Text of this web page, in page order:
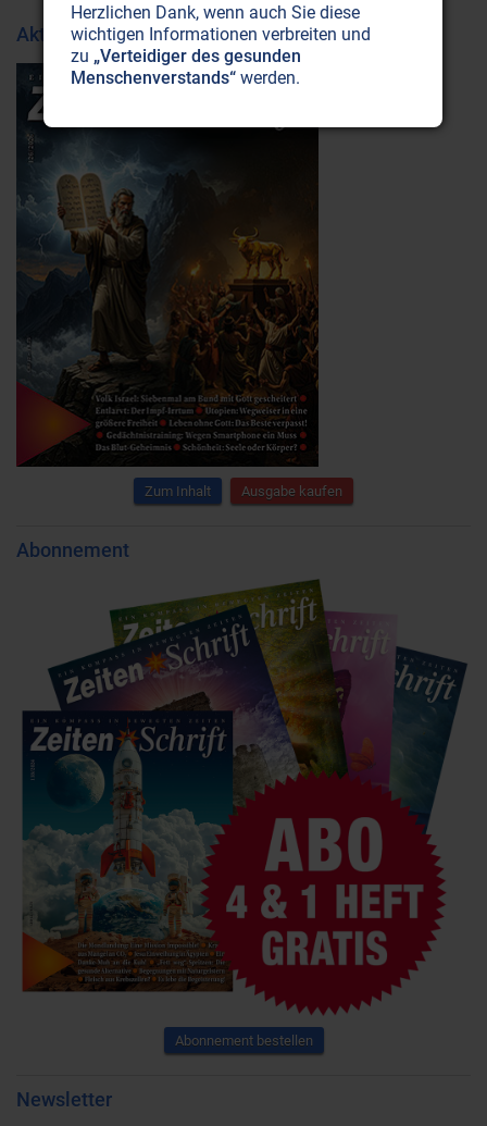
Aktuelle Ausgabe
Zum Inhalt Ausgabe kaufen
Abonnement
Abonnement bestellen
Newsletter
Herzlichen Dank, wenn auch Sie diese
wichtigen Informationen verbreiten und
zu „Verteidiger des gesunden
Menschenverstands“ werden.